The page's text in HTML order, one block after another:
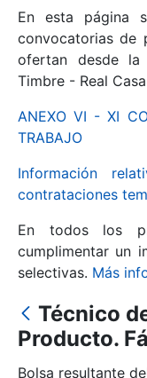
Mostrar/Ocultar
Mostrar/Ocultar
Mostrar/Ocultar
En esta página
convocatorias de
ofertan desde la
Timbre - Real
ANEXO VI - XI
TRABAJO
Información
contrataciones
En todos los
cumplimentar un
selectivas. Más
Técnico
Producto.
Bolsa resultante